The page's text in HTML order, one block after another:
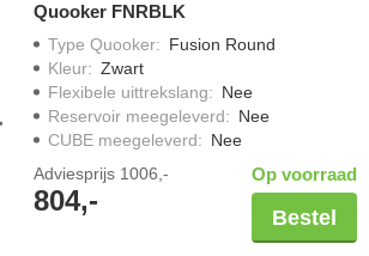
Quooker FNRBLK
Type Quooker: Fusion Round
Kleur: Zwart
Flexibele uittrekslang: Nee
Reservoir meegeleverd: Nee
CUBE meegeleverd: Nee
Adviesprijs 1006,-
804,-
Op voorraad
Bestel